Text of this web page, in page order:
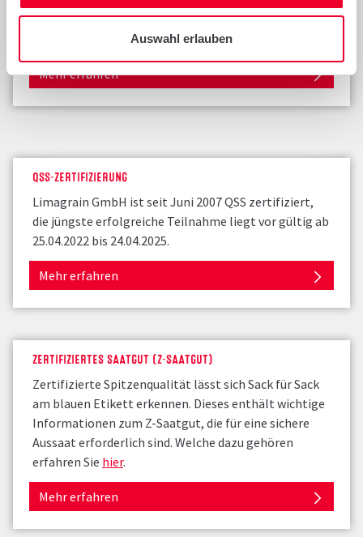
Auswahl erlauben
der Einhaltung der Regelungen zwischen Züchtern
und ihren Partnern.
Mehr erfahren
QSS-ZERTIFIZIERUNG
Limagrain GmbH ist seit Juni 2007 QSS zertifiziert,
die jüngste erfolgreiche Teilnahme liegt vor gültig ab
25.04.2022 bis 24.04.2025.
Mehr erfahren
ZERTIFIZIERTES SAATGUT (Z-SAATGUT)
Zertifizierte Spitzenqualität lässt sich Sack für Sack
am blauen Etikett erkennen. Dieses enthält wichtige
Informationen zum Z-Saatgut, die für eine sichere
Aussaat erforderlich sind. Welche dazu gehören
erfahren Sie hier.
Mehr erfahren